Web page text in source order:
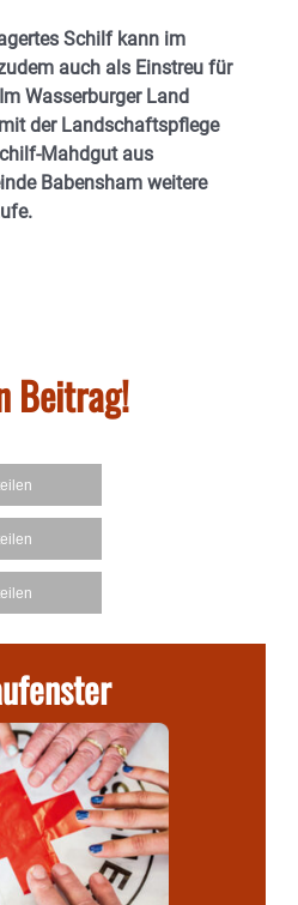
Schilf kann im
auch als Einstreu für
Wasserburger Land
der Landschaftspflege
Mahdgut aus
Babensham weitere
Beitrag!